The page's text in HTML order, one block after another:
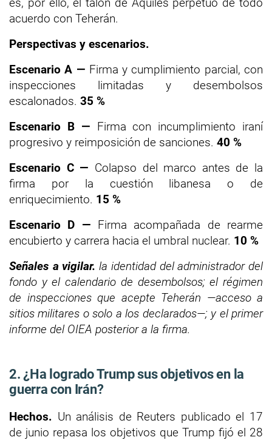
acuerdo con Teherán.
Perspectivas y escenarios.
Escenario A — Firma y cumplimiento parcial, con
inspecciones limitadas y desembolsos
escalonados. 35 %
Escenario B — Firma con incumplimiento iraní
progresivo y reimposición de sanciones. 40 %
Escenario C — Colapso del marco antes de la
firma por la cuestión libanesa o de
enriquecimiento. 15 %
Escenario D — Firma acompañada de rearme
encubierto y carrera hacia el umbral nuclear. 10 %
Señales a vigilar.la identidad del administrador del
fondo y el calendario de desembolsos; el régimen
de inspecciones que acepte Teherán —acceso a
sitios militares o solo a los declarados—; y el primer
informe del OIEA posterior a la firma.
2. ¿Ha logrado Trump sus objetivos en la
guerra con Irán?
Hechos. Un análisis de Reuters publicado el 17
de junio repasa los objetivos que Trump fijó el 28